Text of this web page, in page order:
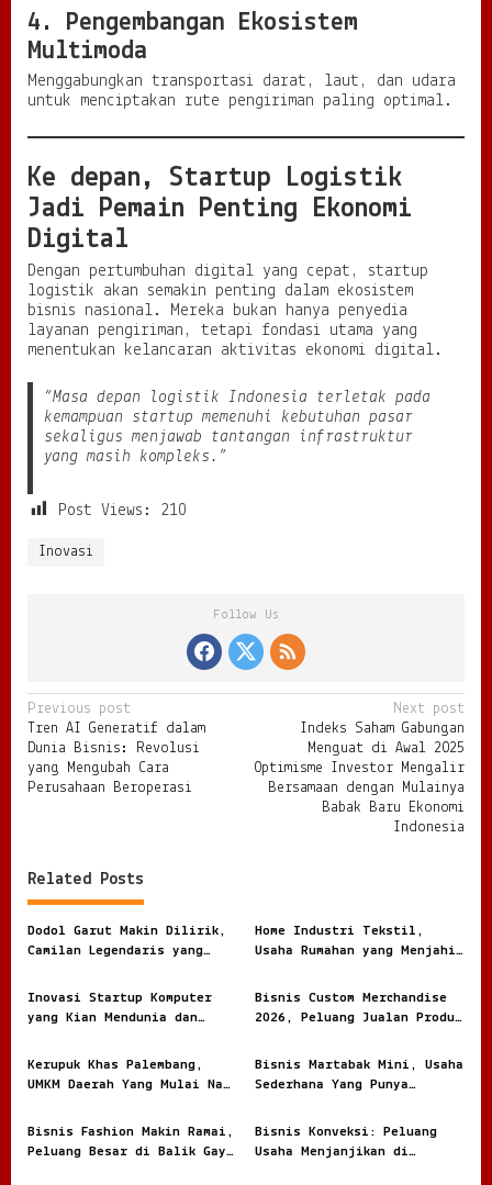
4. Pengembangan Ekosistem
Multimoda
Menggabungkan transportasi darat, laut, dan udara
untuk menciptakan rute pengiriman paling optimal.
Ke depan, Startup Logistik
Jadi Pemain Penting Ekonomi
Digital
Dengan pertumbuhan digital yang cepat, startup
logistik akan semakin penting dalam ekosistem
bisnis nasional. Mereka bukan hanya penyedia
layanan pengiriman, tetapi fondasi utama yang
menentukan kelancaran aktivitas ekonomi digital.
“Masa depan logistik Indonesia terletak pada
kemampuan startup memenuhi kebutuhan pasar
sekaligus menjawab tantangan infrastruktur
yang masih kompleks.”
Post Views: 210
Inovasi
Follow Us
P
o
s
a
v
i
g
a
t
o
Previous post
Tren AI Generatif dalam
Dunia Bisnis: Revolusi
yang Mengubah Cara
Perusahaan Beroperasi
Next post
Indeks Saham Gabungan
Menguat di Awal 2025
Optimisme Investor Mengalir
Bersamaan dengan Mulainya
Babak Baru Ekonomi
Indonesia
Related Posts
Dodol Garut Makin Dilirik,
Camilan Legendaris yang
Home Industri Tekstil,
Usaha Rumahan yang Menjahit
Inovasi Startup Komputer
yang Kian Mendunia dan
Bisnis Custom Merchandise
2026, Peluang Jualan Produk
Kerupuk Khas Palembang,
UMKM Daerah Yang Mulai Naik
Bisnis Martabak Mini, Usaha
Sederhana Yang Punya
Bisnis Fashion Makin Ramai,
Peluang Besar di Balik Gaya
Bisnis Konveksi: Peluang
Usaha Menjanjikan di